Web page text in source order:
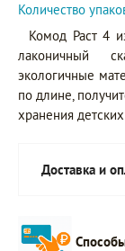
Количество
Комод Раст 4
лаконичный
экологичные
по длине,
хранения
Доставка и